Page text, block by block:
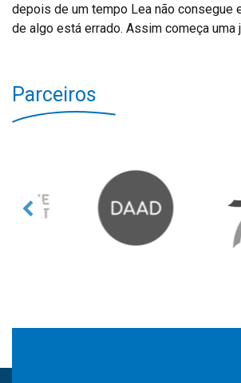
depois de um tempo Lea não consegue
de algo está errado. Assim começa uma
Parceiros